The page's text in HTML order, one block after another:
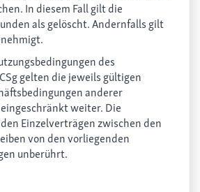
In diesem Fall gilt die
als gelöscht. Andernfalls gilt
des
gelten die jeweils gültigen
anderer
weiter. Die
Einzelverträgen zwischen den
von den vorliegenden
unberührt.